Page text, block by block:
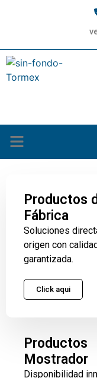
Productos
Fábrica
Soluciones
origen con calidad
garantizada.
Click aqui
Productos
Mostrador
Disponibilidad